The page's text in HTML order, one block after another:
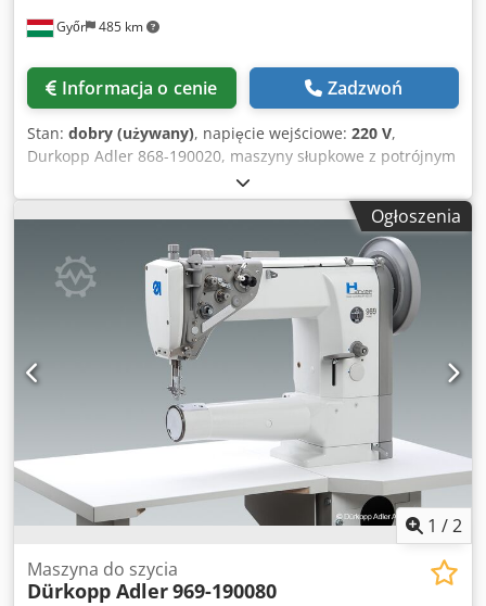
Győr 485 km
Informacja o cenie Zadzwoń
Stan: dobry (używany), napięcie wejściowe: 220 V,
Durkopp Adler 868-190020, maszyny słupkowe z potrójnym
transportem, 1 igła Djdpfx Aeh T Ax Eopvock
Ogłoszenia
1 /2
Maszyna do szycia
Dürkopp Adler969-190080